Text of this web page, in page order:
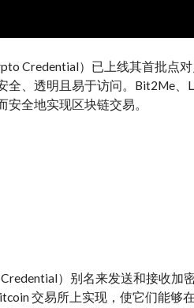
Credential）已上线其首批点
、透明且易于访问。Bit2Me、
全地实现区块链交易。
）别名来发送和接收加
交易所上实现，使它们能够